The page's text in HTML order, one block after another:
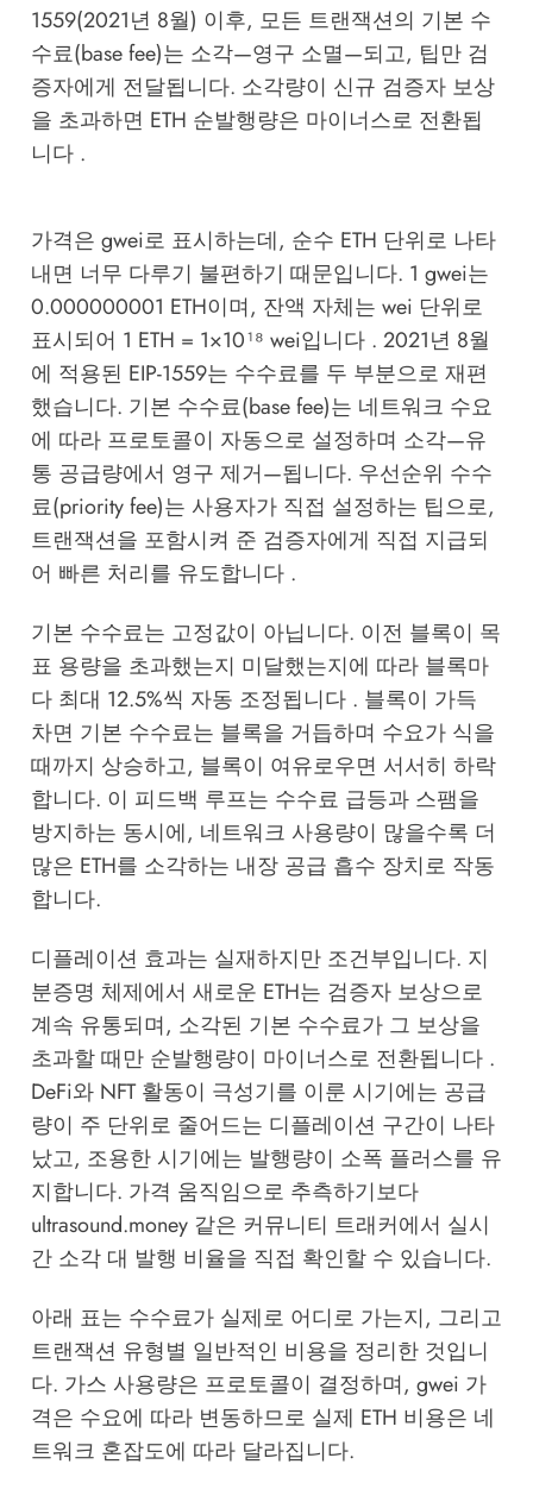
1559(2021년 8월) 이후, 모든 트랜잭션의 기본 수
수료(base fee)는 소각—영구 소멸—되고, 팁만 검
증자에게 전달됩니다. 소각량이 신규 검증자 보상
을 초과하면 ETH 순발행량은 마이너스로 전환됩
니다 .
가격은 gwei로 표시하는데, 순수 ETH 단위로 나타
내면 너무 다루기 불편하기 때문입니다. 1 gwei는
0.000000001 ETH이며, 잔액 자체는 wei 단위로
표시되어 1 ETH = 1×10¹⁸ wei입니다 . 2021년 8월
에 적용된 EIP-1559는 수수료를 두 부분으로 재편
했습니다. 기본 수수료(base fee)는 네트워크 수요
에 따라 프로토콜이 자동으로 설정하며 소각—유
통 공급량에서 영구 제거—됩니다. 우선순위 수수
료(priority fee)는 사용자가 직접 설정하는 팁으로,
트랜잭션을 포함시켜 준 검증자에게 직접 지급되
어 빠른 처리를 유도합니다 .
기본 수수료는 고정값이 아닙니다. 이전 블록이 목
표 용량을 초과했는지 미달했는지에 따라 블록마
다 최대 12.5%씩 자동 조정됩니다 . 블록이 가득
차면 기본 수수료는 블록을 거듭하며 수요가 식을
때까지 상승하고, 블록이 여유로우면 서서히 하락
합니다. 이 피드백 루프는 수수료 급등과 스팸을
방지하는 동시에, 네트워크 사용량이 많을수록 더
많은 ETH를 소각하는 내장 공급 흡수 장치로 작동
합니다.
디플레이션 효과는 실재하지만 조건부입니다. 지
분증명 체제에서 새로운 ETH는 검증자 보상으로
계속 유통되며, 소각된 기본 수수료가 그 보상을
초과할 때만 순발행량이 마이너스로 전환됩니다 .
DeFi와 NFT 활동이 극성기를 이룬 시기에는 공급
량이 주 단위로 줄어드는 디플레이션 구간이 나타
났고, 조용한 시기에는 발행량이 소폭 플러스를 유
지합니다. 가격 움직임으로 추측하기보다
ultrasound.money 같은 커뮤니티 트래커에서 실시
간 소각 대 발행 비율을 직접 확인할 수 있습니다.
아래 표는 수수료가 실제로 어디로 가는지, 그리고
트랜잭션 유형별 일반적인 비용을 정리한 것입니
다. 가스 사용량은 프로토콜이 결정하며, gwei 가
격은 수요에 따라 변동하므로 실제 ETH 비용은 네
트워크 혼잡도에 따라 달라집니다.